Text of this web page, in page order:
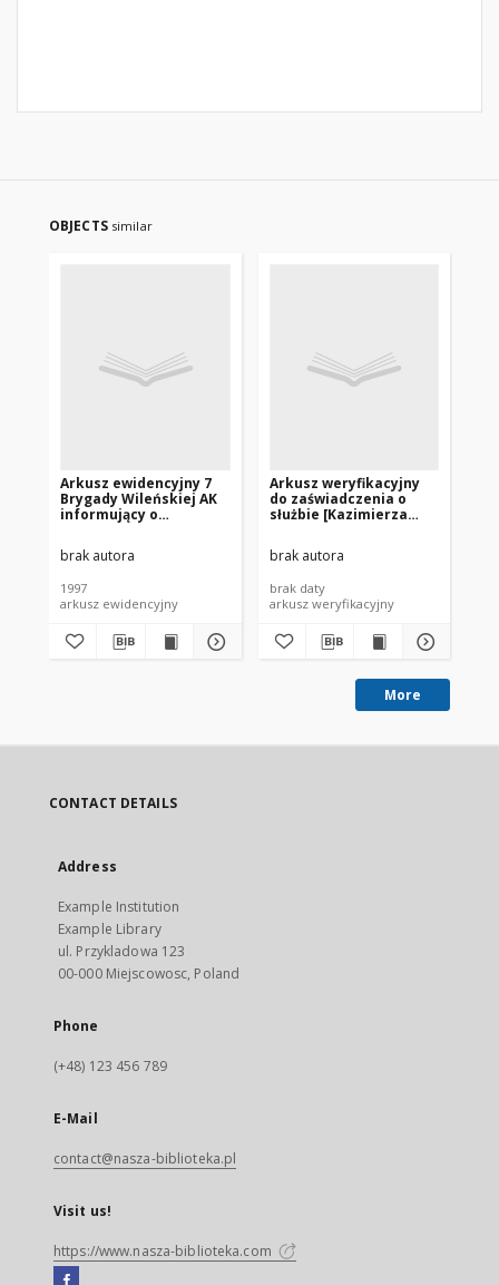
OBJECTS similar
Arkusz ewidencyjny 7
Brygady Wileńskiej AK
informujący o
Kazimierza
Krupińskiego [nazwa
brak autora
1997
arkusz ewidencyjny
Arkusz weryfikacyjny
do zaświadczenia o
służbie [Kazimierza
Brygadzie „Wilhelma”
AK – red.]
brak autora
brak daty
arkusz weryfikacyjny
More
CONTACT DETAILS
Address
Example Institution
Example Library
ul. Przykladowa 123
00-000 Miejscowosc, Poland
Phone
(+48) 123 456 789
E-Mail
contact@nasza-biblioteka.pl
Visit us!
https://www.nasza-biblioteka.com
Facebook